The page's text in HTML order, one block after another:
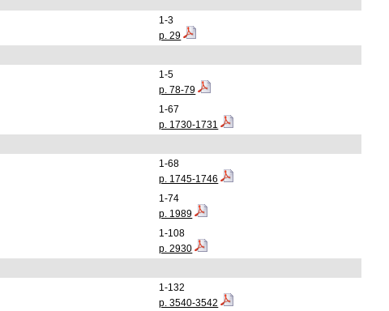
1-3
p. 29
1-5
p. 78-79
1-67
p. 1730-1731
1-68
p. 1745-1746
1-74
p. 1989
1-108
p. 2930
1-132
p. 3540-3542